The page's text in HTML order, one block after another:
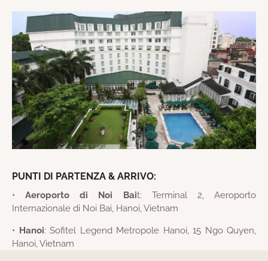
PUNTI DI PARTENZA & ARRIVO:
•Aeroporto di Noi Bait: Terminal 2, Aeroporto
Internazionale di Noi Bai, Hanoi, Vietnam
• Hanoi: Sofitel Legend Metropole Hanoi, 15 Ngo Quyen,
Hanoi, Vietnam